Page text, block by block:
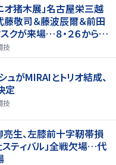
オ猪木展」名古屋栄三越
敬司＆藤波辰爾＆前田
が来場…８・２６から９・
技
ュがMIRAIとトリオ結成、
定
技
亮生、左膝前十字靭帯損
スティバル」全戦欠場…代